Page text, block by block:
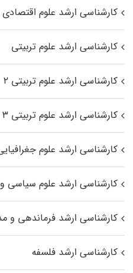
کارشناسی ارشد علوم اقتصادی
کارشناسی ارشد علوم تربیتی
کارشناسی ارشد علوم تربیتی ۲
کارشناسی ارشد علوم تربیتی ۳
کارشناسی ارشد علوم
کارشناسی ارشد علوم سیاسی و
کارشناسی ارشد فرماندهی و
کارشناسی ارشد فلسفه